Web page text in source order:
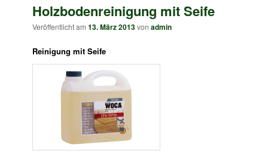
Holzbodenreinigung mit Seife
Veröffentlicht am 13. März 2013von admin
Reinigung mit Seife